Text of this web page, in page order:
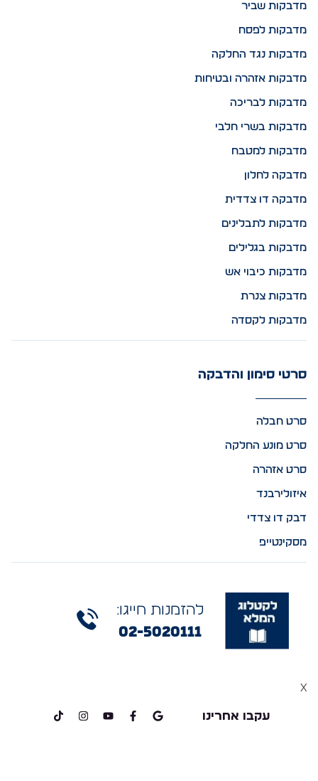
מדבקות שביר
מדבקות לפסח
מדבקות נגד החלקה
מדבקות אזהרה ובטיחות
מדבקות לבריכה
מדבקות בשרי חלבי
מדבקות למטבח
מדבקה לחלון
מדבקה דו צדדית
מדבקות לתבלינים
מדבקות בגלילים
מדבקות כיבוי אש
מדבקות צנרת
מדבקות לקסדה
סרטי סימון והדבקה
סרט חבלה
סרט מונע החלקה
סרט אזהרה
איזולירבנד
דבק דו צדדי
מסקינטייפ
להזמנות חייגו:
02-5020111
עקבו אחרינו
x